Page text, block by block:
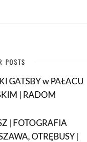
POSTS
GATSBY w PAŁACU
| RADOM
| FOTOGRAFIA
OTRĘBUSY |